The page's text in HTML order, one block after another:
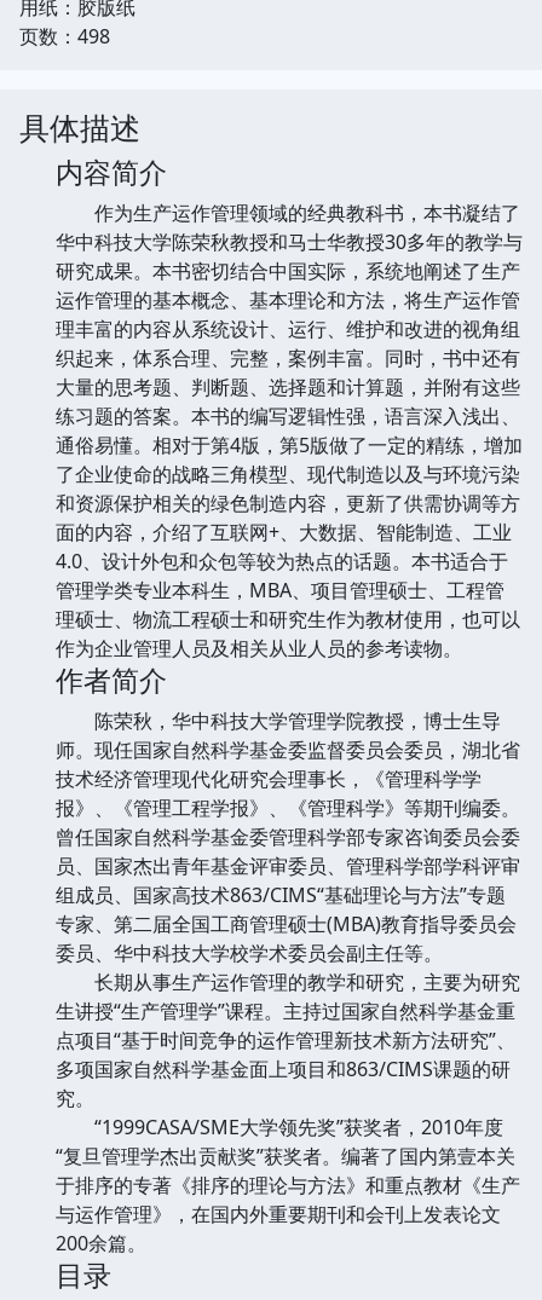
用纸：胶版纸
页数：498
具体描述
内容简介
作为生产运作管理领域的经典教科书，本书凝结了
华中科技大学陈荣秋教授和马士华教授30多年的教学与
研究成果。本书密切结合中国实际，系统地阐述了生产
运作管理的基本概念、基本理论和方法，将生产运作管
理丰富的内容从系统设计、运行、维护和改进的视角组
织起来，体系合理、完整，案例丰富。同时，书中还有
大量的思考题、判断题、选择题和计算题，并附有这些
练习题的答案。本书的编写逻辑性强，语言深入浅出、
通俗易懂。相对于第4版，第5版做了一定的精练，增加
了企业使命的战略三角模型、现代制造以及与环境污染
和资源保护相关的绿色制造内容，更新了供需协调等方
面的内容，介绍了互联网+、大数据、智能制造、工业
4.0、设计外包和众包等较为热点的话题。本书适合于
管理学类专业本科生，MBA、项目管理硕士、工程管
理硕士、物流工程硕士和研究生作为教材使用，也可以
作为企业管理人员及相关从业人员的参考读物。
作者简介
陈荣秋，华中科技大学管理学院教授，博士生导
师。现任国家自然科学基金委监督委员会委员，湖北省
技术经济管理现代化研究会理事长，《管理科学学
报》、《管理工程学报》、《管理科学》等期刊编委。
曾任国家自然科学基金委管理科学部专家咨询委员会委
员、国家杰出青年基金评审委员、管理科学部学科评审
组成员、国家高技术863/CIMS“基础理论与方法”专题
专家、第二届全国工商管理硕士(MBA)教育指导委员会
委员、华中科技大学校学术委员会副主任等。
长期从事生产运作管理的教学和研究，主要为研究
生讲授“生产管理学”课程。主持过国家自然科学基金重
点项目“基于时间竞争的运作管理新技术新方法研究”、
多项国家自然科学基金面上项目和863/CIMS课题的研
究。
“1999CASA/SME大学领先奖”获奖者，2010年度
“复旦管理学杰出贡献奖”获奖者。编著了国内第壹本关
于排序的专著《排序的理论与方法》和重点教材《生产
与运作管理》，在国内外重要期刊和会刊上发表论文
200余篇。
目录